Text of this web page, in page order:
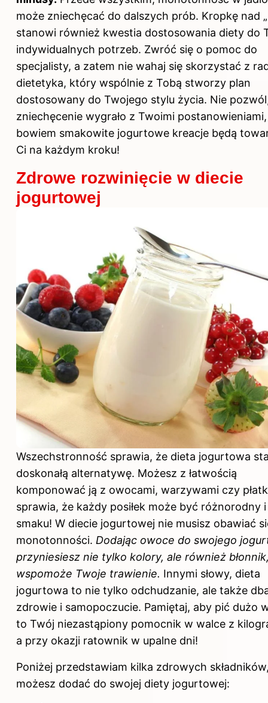
może zniechęcać do dalszych prób. Kropkę nad
stanowi również kwestia dostosowania diety do
indywidualnych potrzeb. Zwróć się o pomoc do
specjalisty, a zatem nie wahaj się skorzystać z
dietetyka, który wspólnie z Tobą stworzy plan
dostosowany do Twojego stylu życia. Nie
zniechęcenie wygrało z Twoimi postanowieniami,
bowiem smakowite jogurtowe kreacje będą
Ci na każdym kroku!
Zdrowe rozwinięcie w diecie
jogurtowej
Wszechstronność sprawia, że dieta jogurtowa
doskonałą alternatywę. Możesz z łatwością
komponować ją z owocami, warzywami czy
sprawia, że każdy posiłek może być różnorodny i
smaku! W diecie jogurtowej nie musisz obawiać
monotonności. Dodając owoce do swojego
przyniesiesz nie tylko kolory, ale również
wspomoże Twoje trawienie. Innymi słowy, dieta
jogurtowa to nie tylko odchudzanie, ale także
zdrowie i samopoczucie. Pamiętaj, aby pić dużo
to Twój niezastąpiony pomocnik w walce z
a przy okazji ratownik w upalne dni!
Poniżej przedstawiam kilka zdrowych
możesz dodać do swojej diety jogurtowej: